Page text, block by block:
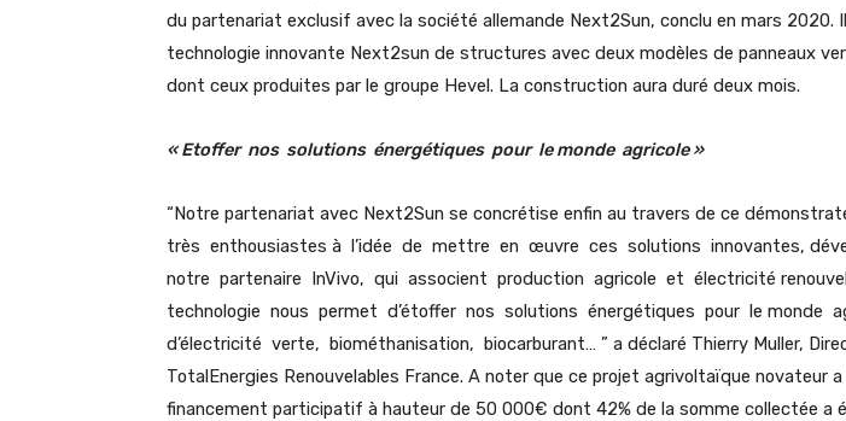
du partenariat exclusif avec la société allemande Next2Sun, conclu en mars 2020.
technologie innovante Next2sun de structures avec deux modèles de panneaux
dont ceux produites par le groupe Hevel. La construction aura duré deux mois.
« Etoffer nos solutions énergétiques pour le monde agricole »
“Notre partenariat avec Next2Sun se concrétise enfin au travers de ce
très enthousiastes à l’idée de mettre en œuvre ces solutions innovantes,
notre partenaire InVivo, qui associent production agricole et électricité
technologie nous permet d’étoffer nos solutions énergétiques pour le monde
d’électricité verte, biométhanisation, biocarburant… ” a déclaré Thierry Muller,
TotalEnergies Renouvelables France. A noter que ce projet agrivoltaïque novateur a
financement participatif à hauteur de 50 000€ dont 42% de la somme collectée a